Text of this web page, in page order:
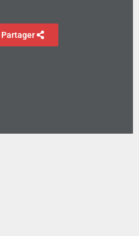
Partager